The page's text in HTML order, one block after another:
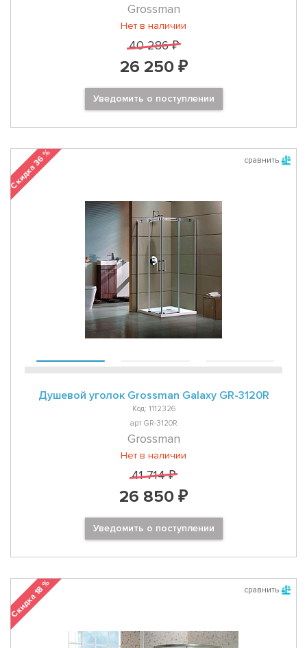
Grossman
Нет в наличии
40 286 ₽
26 250 ₽
Уведомить о поступлении
сравнить
Скидка 36 %
Душевой уголок Grossman Galaxy GR-3120R
Код: 1112326
арт GR-3120R
Grossman
Нет в наличии
41 714 ₽
26 850 ₽
Уведомить о поступлении
сравнить
Скидка 18 %